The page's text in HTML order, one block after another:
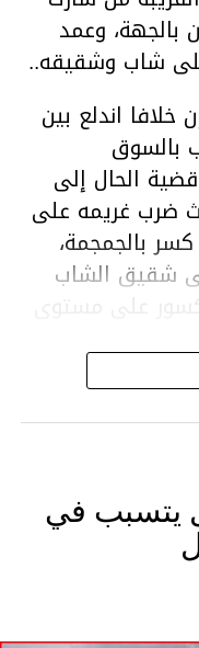
بالجهة، وعمد
على شاب وشقيقه..
اندلع بين
بالسوق
الحال إلى
ضرب غريمه على
بالجمجمة،
شقيق الشاب
على مستوى
الوطني بحي
المشتبه به
في خصوص
يتسبب في